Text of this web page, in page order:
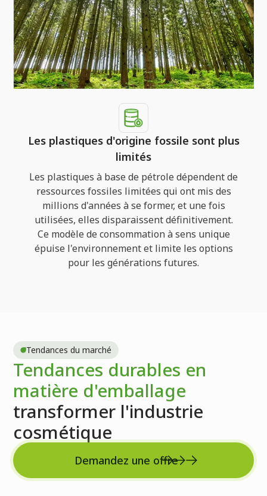
Les plastiques d'origine fossile sont plus
limités
Les plastiques à base de pétrole dépendent de
ressources fossiles limitées qui ont mis des
millions d'années à se former, et une fois
utilisées, elles disparaissent définitivement.
Ce modèle de consommation à sens unique
épuise l'environnement et limite les options
pour les générations futures.
Tendances du marché
Tendances durables en
matière d'emballage
transformer l'industrie
cosmétique
Demandez une offre